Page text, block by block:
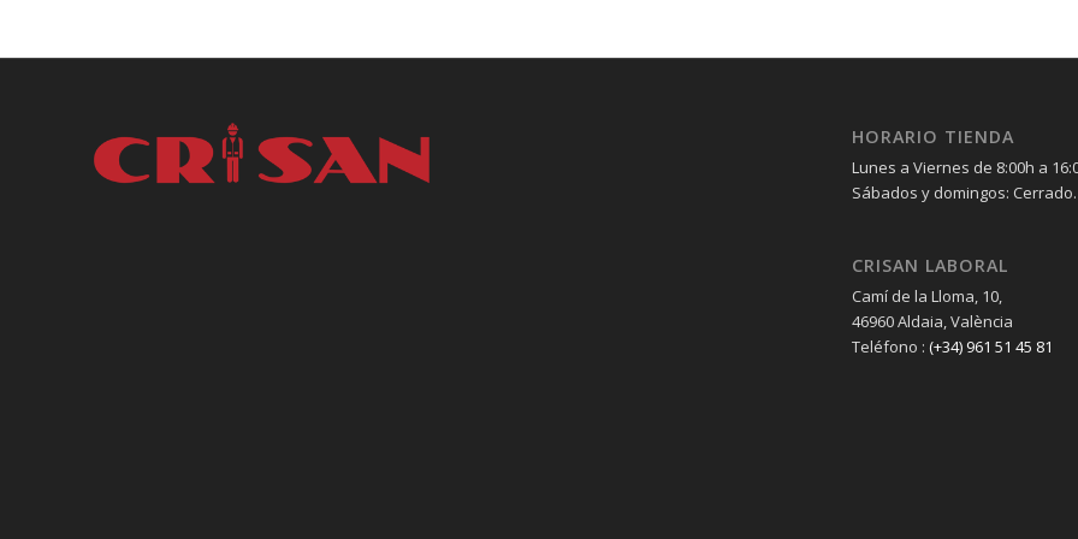
HORARIO TIENDA
Lunes a Viernes de 8:00h a
Sábados y domingos: Cerrado.
CRISAN LABORAL
Camí de la Lloma, 10,
46960 Aldaia, València
Teléfono :(+34) 961 51 45 81